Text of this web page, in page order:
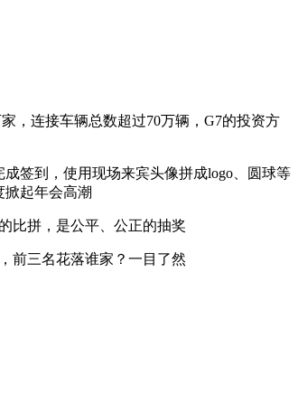
，连接车辆总数超过70万辆，G7的投资方
签到，使用现场来宾头像拼成logo、圆球等
起年会高潮
比拼，是公平、公正的抽奖
前三名花落谁家？一目了然